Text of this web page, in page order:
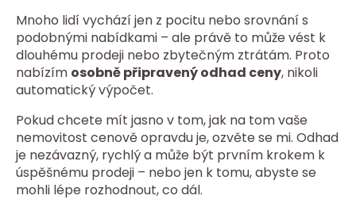
Mnoho lidí vychází jen z pocitu nebo srovnání s
podobnými nabídkami – ale právě to může vést k
dlouhému prodeji nebo zbytečným ztrátám. Proto
nabízím osobně připravený odhad ceny, nikoli
automatický výpočet.
Pokud chcete mít jasno v tom, jak na tom vaše
nemovitost cenově opravdu je, ozvěte se mi. Odhad
je nezávazný, rychlý a může být prvním krokem k
úspěšnému prodeji – nebo jen k tomu, abyste se
mohli lépe rozhodnout, co dál.